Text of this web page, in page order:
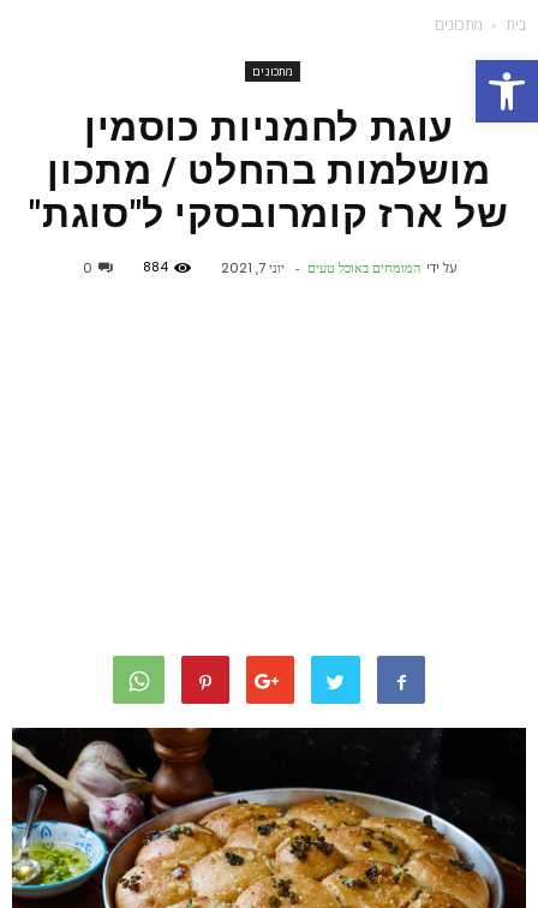
פתח סרגל נגישות
בית מתכונים
מתכונים
עוגת לחמניות כוסמין
מושלמות בהחלט / מתכון
של ארז קומרובסקי ל"סוגת"
על ידי המומחים באוכל טעים - יוני 7, 2021 884
0